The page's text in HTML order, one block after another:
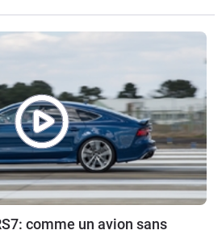
comme un avion sans